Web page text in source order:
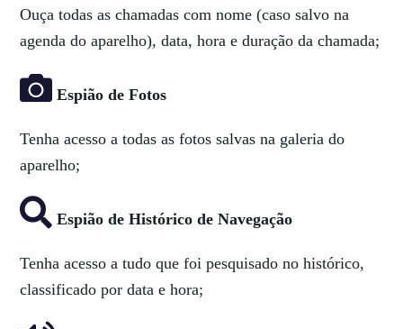
Ouça todas as chamadas com nome (caso salvo na
agenda do aparelho), data, hora e duração da chamada;
Espião de Fotos
Tenha acesso a todas as fotos salvas na galeria do
aparelho;
Espião de Histórico de Navegação
Tenha acesso a tudo que foi pesquisado no histórico,
classificado por data e hora;